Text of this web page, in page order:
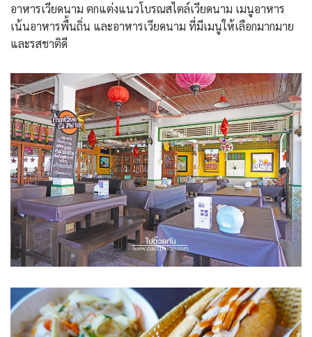
อาหารเวียดนาม ตกแต่งแนวโบรณสไตล์เวียดนาม เมนูอาหาร
เน้นอาหารพื้นถิ่น และอาหารเวียดนาม ที่มีเมนูให้เลือกมากมาย
และรสชาติดี